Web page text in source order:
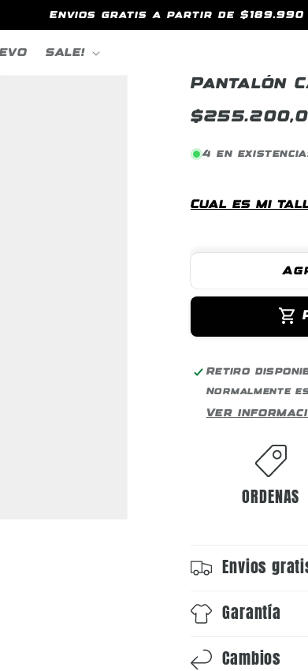
Envios gratis a partir de $189.990
SALE!
Pantalón
Precio
4 en
Cual es mi
Retiro
Normalmente
Ver
ORDENAS
Envios
Garantía
Cambios